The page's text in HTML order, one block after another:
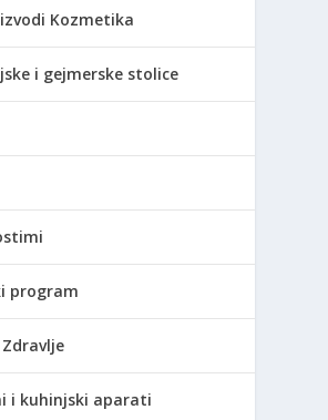
Kozmetika
i gejmerske stolice
program
i kuhinjski aparati